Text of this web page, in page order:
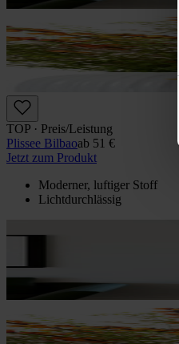
TOP · Preis/Leistung
Plissee Bilbaoab 51 €
Jetzt zum Produkt
Moderner, luftiger Stoff
Lichtdurchlässig